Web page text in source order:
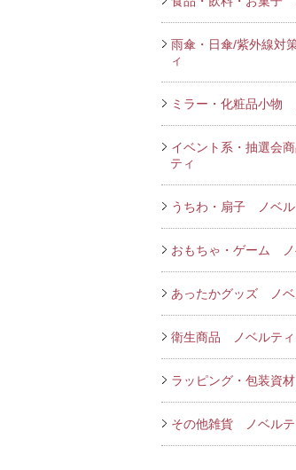
雨傘・日傘/紫外線対
ィ
ミラー・化粧品小物
イベント系・抽選会
ティ
うちわ・扇子 ノベル
おもちゃ・ゲーム ノ
あったかグッズ ノベ
衛生商品 ノベルティ
ラッピング・包装資材
その他雑貨 ノベルテ